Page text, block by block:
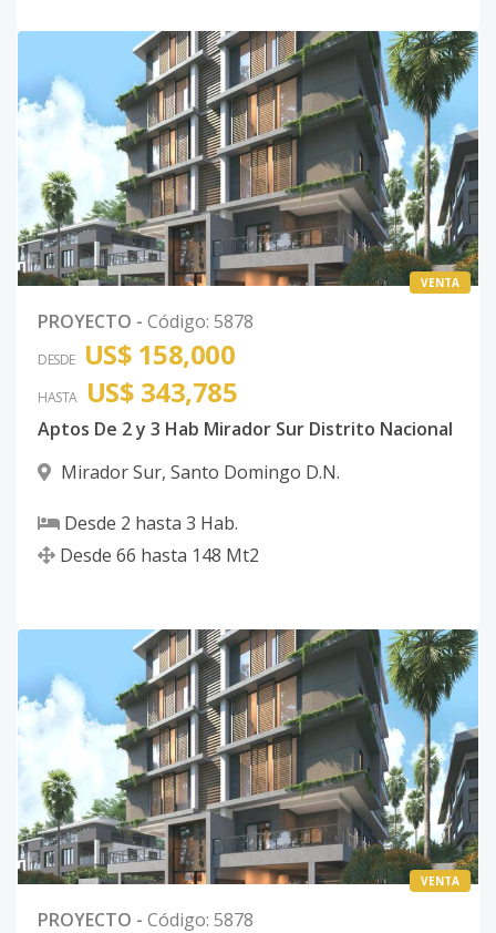
VENTA
PROYECTO - Código: 5878
DESDE US$ 158,000
HASTA US$ 343,785
Aptos De 2 y 3 Hab Mirador Sur Distrito Nacional
Mirador Sur, Santo Domingo D.N.
Desde 2 hasta 3 Hab.
Desde 66 hasta 148 Mt2
VENTA
PROYECTO - Código: 5878